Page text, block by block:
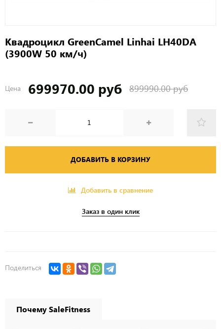
Квадроцикл GreenCamel Linhai LH40DA
(3900W 50 км/ч)
Цена 699970.00 руб 899990.00 руб
ДОБАВИТЬ В КОРЗИНУ
Добавить в сравнение
Заказ в один клик
Поделиться
Почему SaleFitness